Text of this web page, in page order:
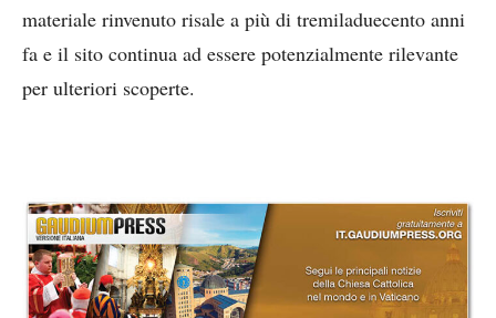
materiale rinvenuto risale a più di tremiladuecento anni
fa e il sito continua ad essere potenzialmente rilevante
per ulteriori scoperte.